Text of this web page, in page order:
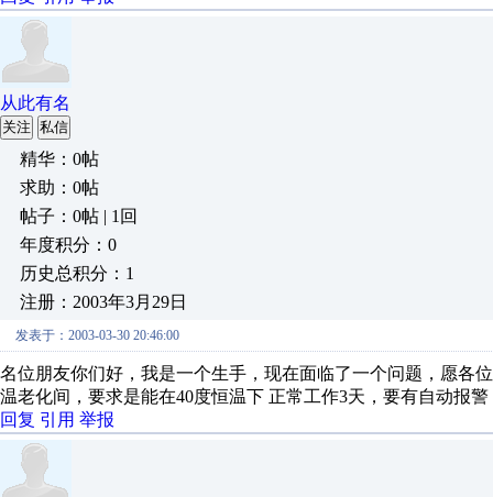
从此有名
关注 私信
精华：0帖
求助：0帖
帖子：0帖 | 1回
年度积分：0
历史总积分：1
注册：2003年3月29日
发表于：2003-03-30 20:46:00
名位朋友你们好，我是一个生手，现在面临了一个问题，愿各
温老化间，要求是能在40度恒温下 正常工作3天，要有自动报警
回复 引用 举报